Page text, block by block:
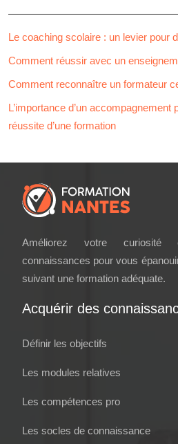
Le coaching scolaire : un levier pour
Comment réussir avec un
Comment reconnaître un formateur
L’importance d’un accompagnement
réussite d’une formation
Améliorez votre curiosité
connaissances pour vous
suivant une formation adéquate.
Acquérir des
Définir les objectifs
Les modules relatives
Les compétences pro
Les socles de connaissance